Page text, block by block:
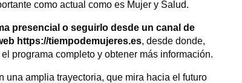
como actual como es Mujer y Salud.
presencial o seguirlo desde un canal de
https://tiempodemujeres.es, desde donde,
programa completo y obtener más información.
amplia trayectoria, que mira hacia el futuro